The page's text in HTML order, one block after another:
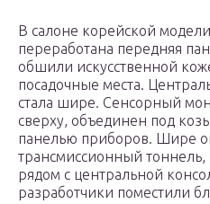
В салоне корейской
переработана передняя
обшили искусственной
посадочные места.
стала шире. Сенсорный
сверху, объединен под
панелью приборов. Шире
трансмиссионный
рядом с центральной
разработчики поместили